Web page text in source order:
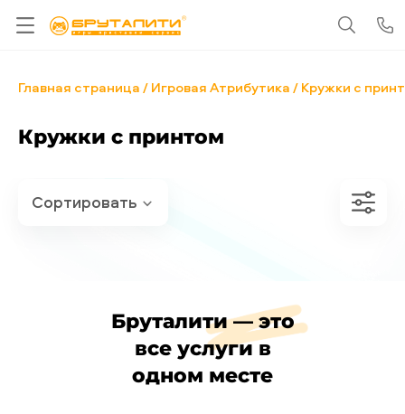
Главная страница Игровая Атрибутика Кружки с
Кружки с принтом
Бруталити — это
все услуги в
одном месте